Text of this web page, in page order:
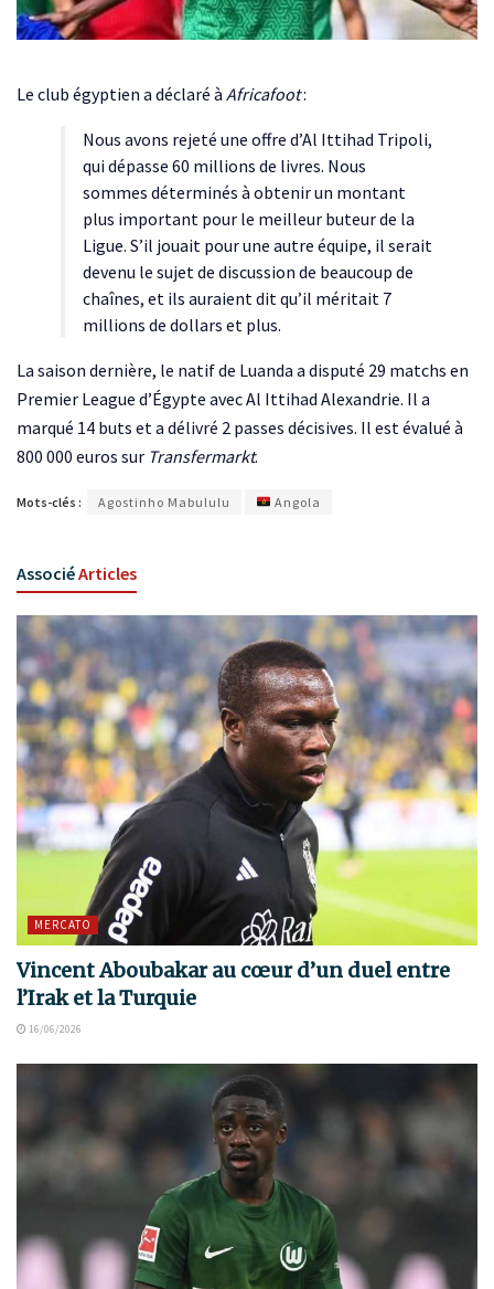
Le club égyptien a déclaré à Africafoot:
Nous avons rejeté une offre d’Al Ittihad Tripoli,
qui dépasse 60 millions de livres. Nous
sommes déterminés à obtenir un montant
plus important pour le meilleur buteur de la
Ligue. S’il jouait pour une autre équipe, il serait
devenu le sujet de discussion de beaucoup de
chaînes, et ils auraient dit qu’il méritait 7
millions de dollars et plus.
La saison dernière, le natif de Luanda a disputé 29 matchs en
Premier League d’Égypte avec Al Ittihad Alexandrie. Il a
marqué 14 buts et a délivré 2 passes décisives. Il est évalué à
800 000 euros sur Transfermarkt.
Mots-clés : Agostinho Mabululu Angola
AssociéArticles
MERCATO
Vincent Aboubakar au cœur d’un duel entre
l’Irak et la Turquie
16/06/2026